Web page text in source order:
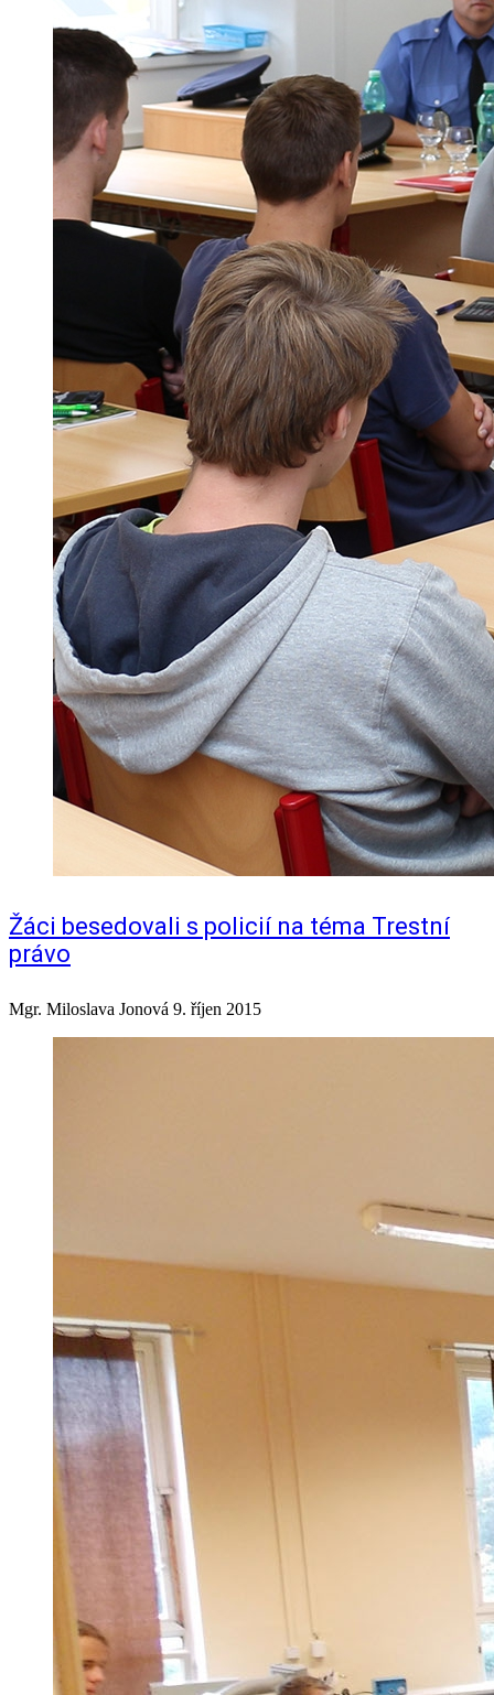
Žáci besedovali s policií na téma Trestní
právo
Mgr. Miloslava Jonová 9. říjen 2015